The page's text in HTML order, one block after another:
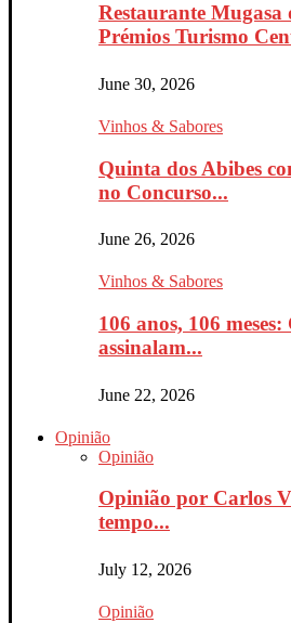
Restaurante Mugasa
Prémios Turismo
June 30, 2026
Vinhos & Sabores
Quinta dos Abibes
no Concurso...
June 26, 2026
Vinhos & Sabores
106 anos, 106
assinalam...
June 22, 2026
Opinião
Opinião
Opinião por Carlos
tempo...
July 12, 2026
Opinião